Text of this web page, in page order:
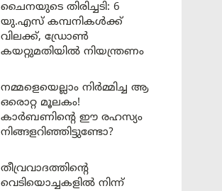
ചൈനയുടെ തിരിച്ചടി: 6
യു.എസ് കമ്പനികൾക്ക്
വിലക്ക്, ഡ്രോൺ
കയറ്റുമതിയിൽ നിയന്ത്രണം
നമ്മളെയെല്ലാം നിർമ്മിച്ച ആ
ഒരൊറ്റ മൂലകം!
കാർബണിന്റെ ഈ രഹസ്യം
നിങ്ങളറിഞ്ഞിട്ടുണ്ടോ?
തീവ്രവാദത്തിന്റെ
വെടിയൊച്ചകളിൽ നിന്ന്